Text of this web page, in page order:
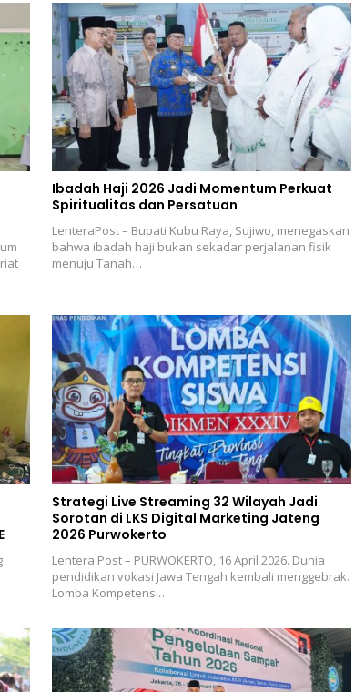
Ibadah Haji 2026 Jadi Momentum Perkuat
Spiritualitas dan Persatuan
LenteraPost – Bupati Kubu Raya, Sujiwo, menegaskan
bahwa ibadah haji bukan sekadar perjalanan fisik
menuju Tanah…
Strategi Live Streaming 32 Wilayah Jadi
Sorotan di LKS Digital Marketing Jateng
2026 Purwokerto
Lentera Post – PURWOKERTO, 16 April 2026. Dunia
pendidikan vokasi Jawa Tengah kembali menggebrak.
Lomba Kompetensi…